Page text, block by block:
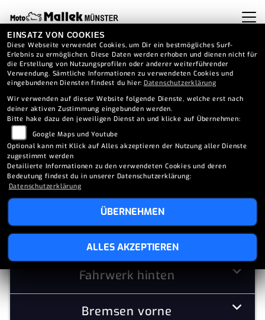
SUZUKI V-STROM 1050
TOURING EDITION (2026)
TECHNISCHE DATEN
Motor und Antrieb
Chassis
Fahrwerk vorne
Fahrwerk hinten
Bremsen vorne
EINSATZ VON COOKIES
Diese Webseite verwendet Cookies, um Dir ein bestmögliches Surf-
Erlebnis zu ermöglichen. Diese Daten werden erhoben und dienen nicht für
die Erstellung von Nutzungsprofilen oder anderer weiterführender
Verwendung. Sämtliche Informationen zu verwendeten Cookies und
eingebundenen Diensten findest du hier: Datenschutzerklärung
Wir verwenden auf dieser Website folgende Dienste, welche erst nach
deiner aktiven Zustimmung eingebunden werden.
Bitte hake dazu den jeweiligen Dienst an und klicke auf Übernehmen:
Google Maps und Youtube
Optional kann mit Klick auf Alles akzeptieren der Nutzung aller Dienste
zugestimmt werden
Detailierte Informationen zu den verwendeten Cookies und deren
Bedeutung findest du in unserer Datenschutzerklärung:
Datenschutzerklärung
ÜBERNEHMEN
ALLES AKZEPTIEREN